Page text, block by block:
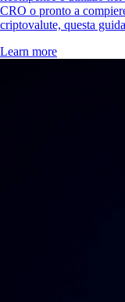
CRO o pronto a
criptovalute, questa
Learn more